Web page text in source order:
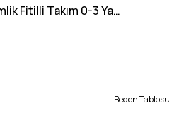
Fitilli Takım 0-3 Yaş
Beden Tablosu